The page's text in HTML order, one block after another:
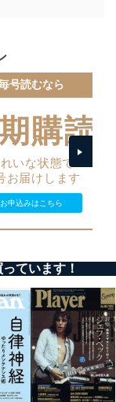
安全対策を実
の防止及び是
機器及び当該
個人データへ
。
制御機能（ユ
人情報データ
使用する従業
レーティング
す。
ュリティ対策
能等の活用
号読むなら
購読
いな状態で
お届けします
お申込みはこちら
ています！